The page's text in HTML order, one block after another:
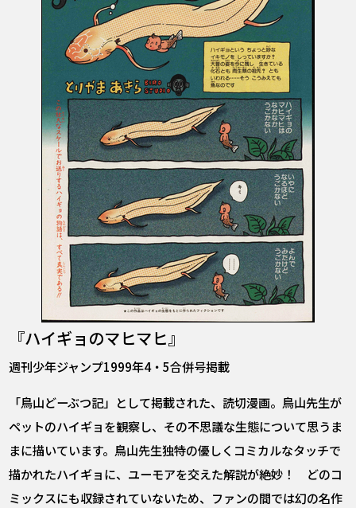
『ハイギョのマヒマヒ』
週刊少年ジャンプ1999年4・5合併号掲載
「鳥山どーぶつ記」として掲載された、読切漫画。鳥山先生が
ペットのハイギョを観察し、その不思議な生態について思うま
まに描いています。鳥山先生独特の優しくコミカルなタッチで
描かれたハイギョに、ユーモアを交えた解説が絶妙！ どのコ
ミックスにも収録されていないため、ファンの間では幻の名作